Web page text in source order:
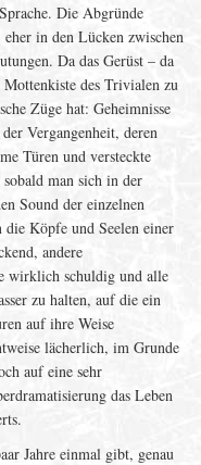
Die Abgründe
in den Lücken zwischen
Da das Gerüst – da
des Trivialen zu
Züge hat: Geheimnisse
Vergangenheit, deren
Türen und versteckte
man sich in der
Sound der einzelnen
Köpfe und Seelen einer
andere
wirklich schuldig und alle
zu halten, auf die ein
auf ihre Weise
lächerlich, im Grunde
auf eine sehr
das Leben
Jahre einmal gibt, genau